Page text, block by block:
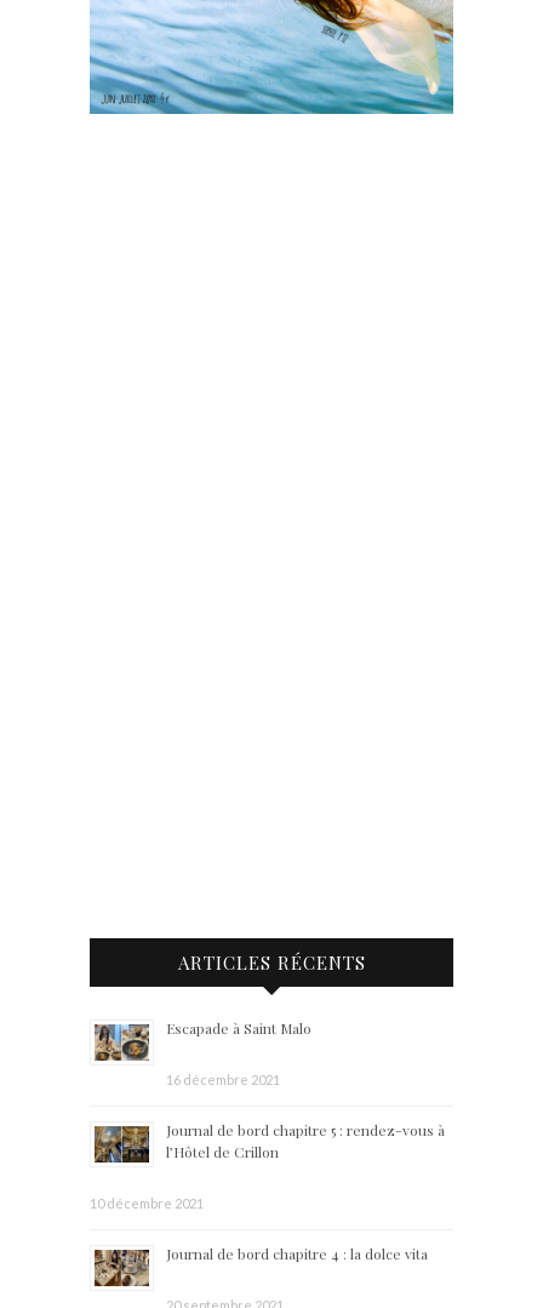
ARTICLES RÉCENTS
Escapade à Saint Malo
16 décembre 2021
Journal de bord chapitre 5 : rendez-vous à
l’Hôtel de Crillon
10 décembre 2021
Journal de bord chapitre 4 : la dolce vita
20 septembre 2021